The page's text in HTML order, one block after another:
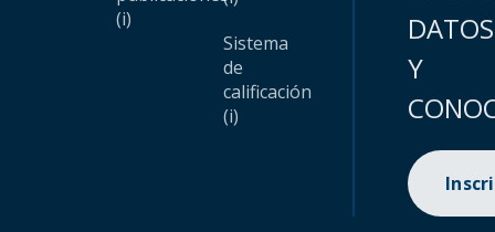
(i)
Sistema
de
calificación
(i)
DATOS
Y